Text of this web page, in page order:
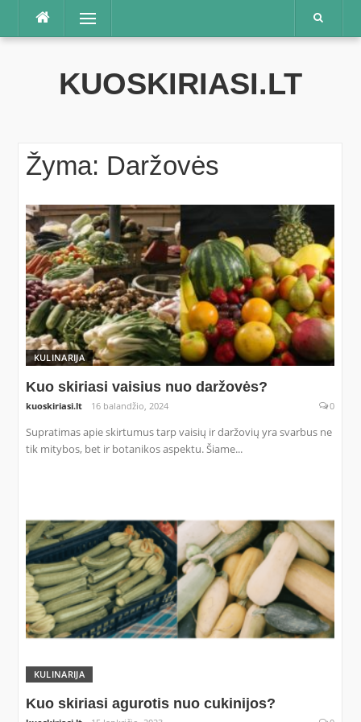
Praleisti
Meniu
KUOSKIRIASI.LT
Žyma: Daržovės
KULINARIJA
Kuo skiriasi vaisius nuo daržovės?
kuoskiriasi.lt 16 balandžio, 2024 0
Supratimas apie skirtumus tarp vaisių ir daržovių yra svarbus ne
tik mitybos, bet ir botanikos aspektu. Šiame...
KULINARIJA
Kuo skiriasi agurotis nuo cukinijos?